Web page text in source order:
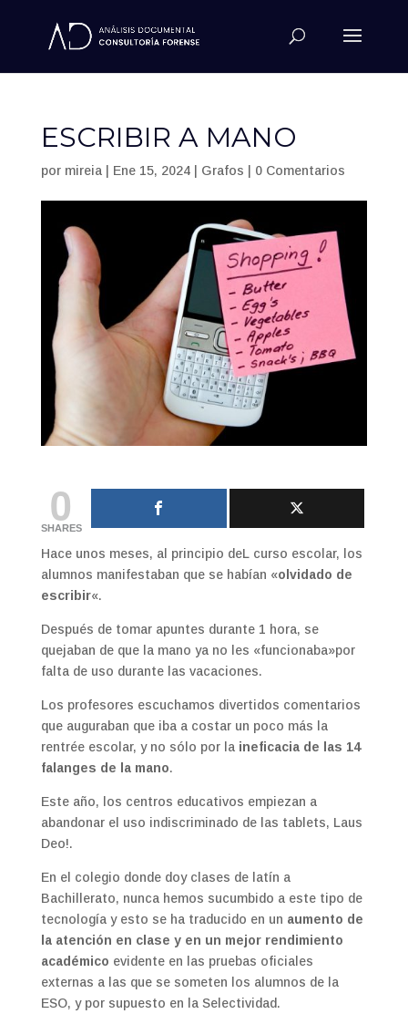
ESCRIBIR A MANO
por mireia| Ene 15, 2024| Grafos 0 Comentarios
0
SHARES
Hace unos meses, al principio deL curso escolar, los
alumnos manifestaban que se habían «olvidado de
escribir«.
Después de tomar apuntes durante 1 hora, se
quejaban de que la mano ya no les «funcionaba»por
falta de uso durante las vacaciones.
Los profesores escuchamos divertidos comentarios
que auguraban que iba a costar un poco más la
rentrée escolar, y no sólo por laineficacia de las 14
falanges de la mano.
Este año, los centros educativos empiezan a
abandonar el uso indiscriminado de las tablets, Laus
Deo!.
En el colegio donde doy clases de latín a
Bachillerato, nunca hemos sucumbido a este tipo de
tecnología y esto se ha traducido en un aumento de
la atención en clase y en un mejor rendimiento
académico evidente en las pruebas oficiales
externas a las que se someten los alumnos de la
ESO, y por supuesto en la Selectividad.